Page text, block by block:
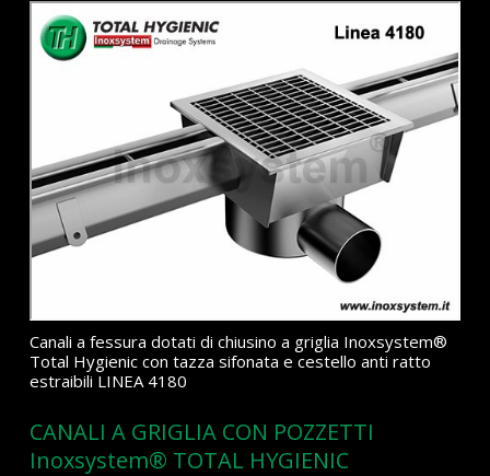
Canali a fessura dotati di chiusino a griglia Inoxsystem®
Total Hygienic con tazza sifonata e cestello anti ratto
estraibili LINEA 4180
CANALI A GRIGLIA CON POZZETTI
Inoxsystem® TOTAL HYGIENIC